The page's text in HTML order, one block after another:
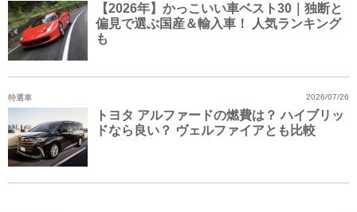
【2026年】かっこいい車ベスト30｜独断と
偏見で選ぶ国産＆輸入車！ 人気ランキング
も
特選車
トヨタ アルファードの燃費は？ ハイブリッ
ドなら良い？ ヴェルファイアとも比較
2026/07/26